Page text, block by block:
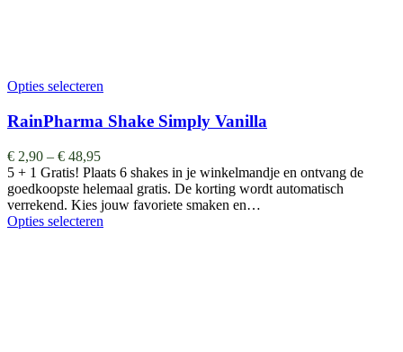
Opties selecteren
RainPharma Shake Simply Vanilla
€ 2,90 – € 48,95
5 + 1 Gratis! Plaats 6 shakes in je winkelmandje en ontvang de
goedkoopste helemaal gratis. De korting wordt automatisch
verrekend. Kies jouw favoriete smaken en…
Opties selecteren